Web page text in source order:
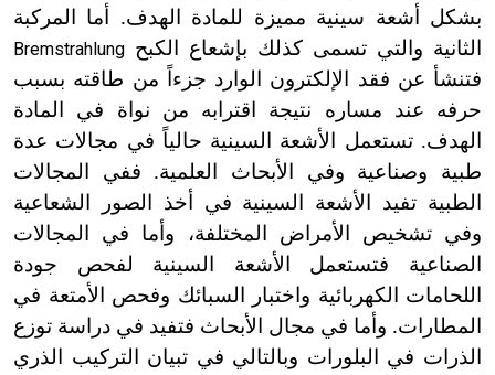
بشكل أشعة سينية مميزة للمادة الهدف. أما المركبة
الثانية والتي تسمى كذلك بإشعاع الكبح Bremstrahlung
فتنشأ عن فقد الإلكترون الوارد جزءاً من طاقته بسبب
حرفه عند مساره نتيجة اقترابه من نواة في المادة
الهدف. تستعمل الأشعة السينية حالياً في مجالات عدة
طبية وصناعية وفي الأبحاث العلمية. ففي المجالات
الطبية تفيد الأشعة السينية في أخذ الصور الشعاعية
وفي تشخيص الأمراض المختلفة، وأما في المجالات
الصناعية فتستعمل الأشعة السينية لفحص جودة
اللحامات الكهربائية واختبار السبائك وفحص الأمتعة في
المطارات. وأما في مجال الأبحاث فتفيد في دراسة توزع
الذرات في البلورات وبالتالي في تبيان التركيب الذري